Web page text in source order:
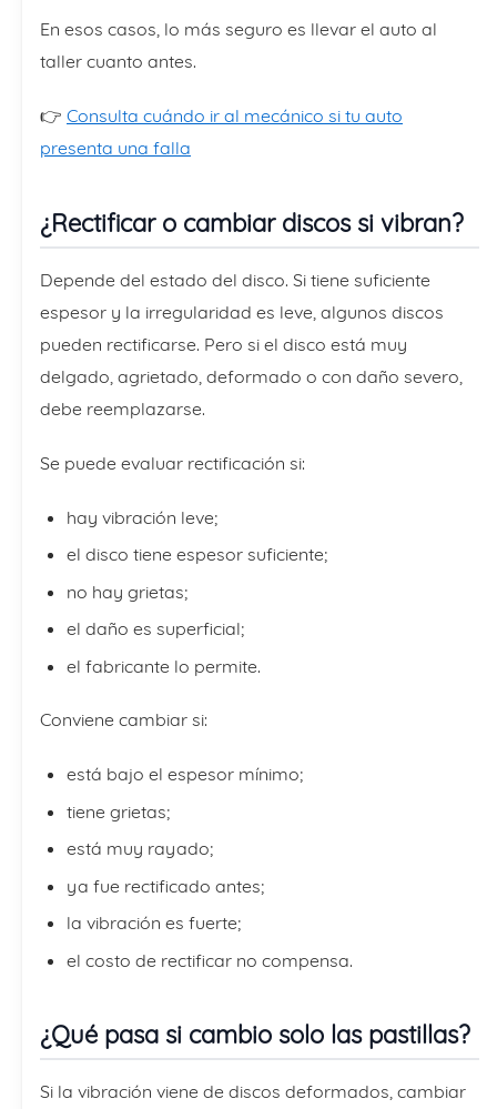
En esos casos, lo más seguro es llevar el auto al
taller cuanto antes.
👉 Consulta cuándo ir al mecánico si tu auto
presenta una falla
¿Rectificar o cambiar discos si vibran?
Depende del estado del disco. Si tiene suficiente
espesor y la irregularidad es leve, algunos discos
pueden rectificarse. Pero si el disco está muy
delgado, agrietado, deformado o con daño severo,
debe reemplazarse.
Se puede evaluar rectificación si:
hay vibración leve;
el disco tiene espesor suficiente;
no hay grietas;
el daño es superficial;
el fabricante lo permite.
Conviene cambiar si:
está bajo el espesor mínimo;
tiene grietas;
está muy rayado;
ya fue rectificado antes;
la vibración es fuerte;
el costo de rectificar no compensa.
¿Qué pasa si cambio solo las pastillas?
Si la vibración viene de discos deformados, cambiar